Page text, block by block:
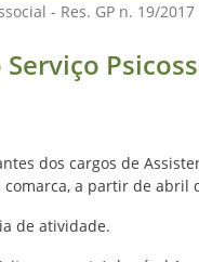
- Res. GP n. 19/2017
19/2017 -
dos cargos de
a partir de abril
de atividade.